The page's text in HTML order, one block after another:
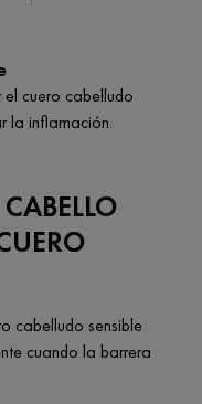
cuero cabelludo
la inflamación.
cabelludo sensible
cuando la barrera